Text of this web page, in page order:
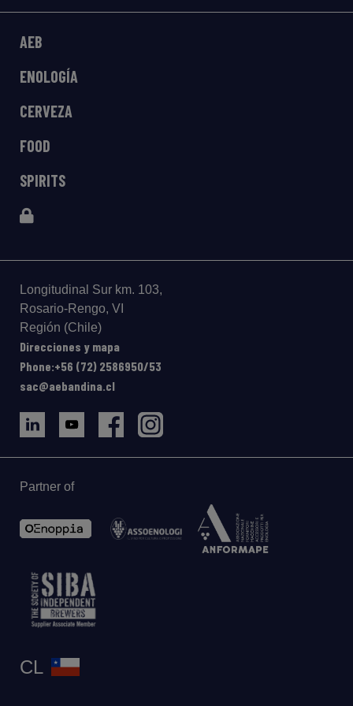
AEB
ENOLOGÍA
CERVEZA
FOOD
SPIRITS
Longitudinal Sur km. 103,
Rosario-Rengo, VI
Región (Chile)
Direcciones y mapa
Phone:+56 (72) 2586950/53
sac@aebandina.cl
Partner of
CL